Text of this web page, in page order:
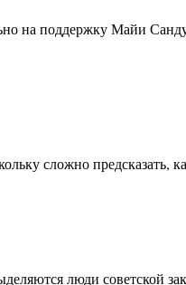
на поддержку Майи
сложно предсказать,
люди советской